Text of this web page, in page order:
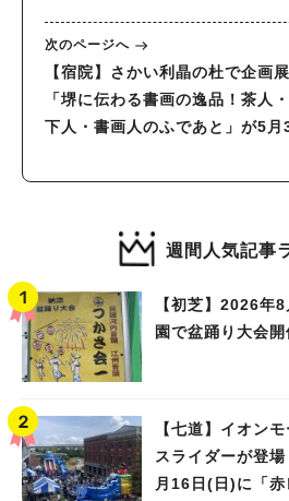
次のページへ
【宿院】さかい利晶の杜で企画展
「堺に伝わる書画の逸品！茶人
下人・書画人のふであと」が5月
週間人気記事
【初芝】2026年
園で盆踊り大会開
【七道】イオン
スライダーが登
月16日(日)に「